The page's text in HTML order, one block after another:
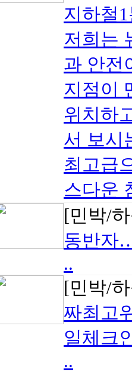
지하철
저희는
과 안전
지점이
위치하
서 보시
최고급
스다운
[민박/
동반자
..
[민박/
짜최고
일체크
..